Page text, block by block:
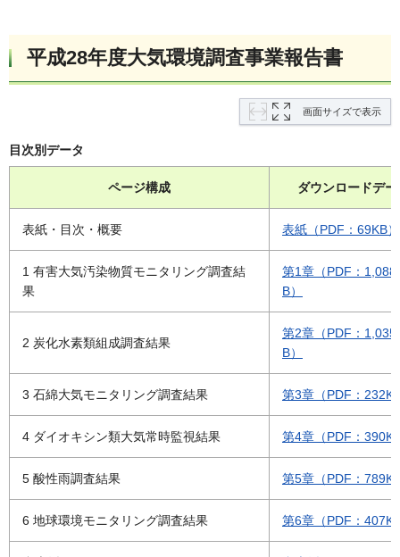
平成28年度大気環境調査事業報告書
画面サイズで表示
目次別データ
ページ構成 ダウンロードデー
表紙・目次・概要 表紙（PDF：69KB）
1 有害大気汚染物質モニタリング調査結
果
第1章（PDF：
B）
2 炭化水素類組成調査結果
第2章（PDF：
B）
3 石綿大気モニタリング調査結果 第3章（PDF：
4 ダイオキシン類大気常時監視結果 第4章（PDF：
5 酸性雨調査結果 第5章（PDF：
6 地球環境モニタリング調査結果 第6章（PDF：